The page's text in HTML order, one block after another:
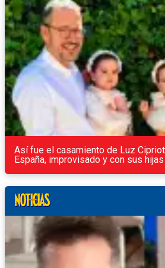
Así fue el casamiento de Luz
España, improvisado y con sus